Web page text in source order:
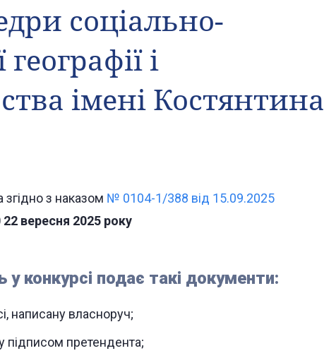
соціально-
і
імені Костянтина
згідно з наказом № 0104-1/388 від 15.09.2025
вересня 2025 року
конкурсі подає такі документи:
написану власноруч;
підписом претендента;